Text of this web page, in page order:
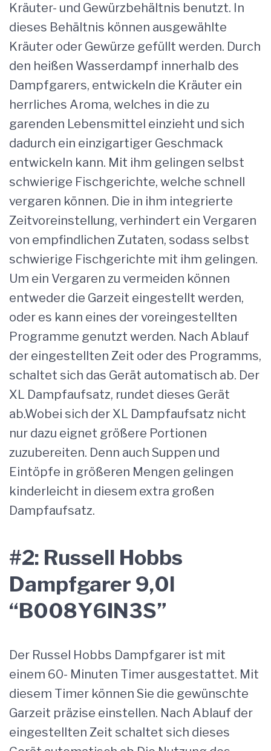
Kräuter- und Gewürzbehältnis benutzt. In
dieses Behältnis können ausgewählte
Kräuter oder Gewürze gefüllt werden. Durch
den heißen Wasserdampf innerhalb des
Dampfgarers, entwickeln die Kräuter ein
herrliches Aroma, welches in die zu
garenden Lebensmittel einzieht und sich
dadurch ein einzigartiger Geschmack
entwickeln kann. Mit ihm gelingen selbst
schwierige Fischgerichte, welche schnell
vergaren können. Die in ihm integrierte
Zeitvoreinstellung, verhindert ein Vergaren
von empfindlichen Zutaten, sodass selbst
schwierige Fischgerichte mit ihm gelingen.
Um ein Vergaren zu vermeiden können
entweder die Garzeit eingestellt werden,
oder es kann eines der voreingestellten
Programme genutzt werden. Nach Ablauf
der eingestellten Zeit oder des Programms,
schaltet sich das Gerät automatisch ab. Der
XL Dampfaufsatz, rundet dieses Gerät
ab.Wobei sich der XL Dampfaufsatz nicht
nur dazu eignet größere Portionen
zuzubereiten. Denn auch Suppen und
Eintöpfe in größeren Mengen gelingen
kinderleicht in diesem extra großen
Dampfaufsatz.
#2: Russell Hobbs
Dampfgarer 9,0l
“B008Y6IN3S”
Der Russel Hobbs Dampfgarer ist mit
einem 60- Minuten Timer ausgestattet. Mit
diesem Timer können Sie die gewünschte
Garzeit präzise einstellen. Nach Ablauf der
eingestellten Zeit schaltet sich dieses